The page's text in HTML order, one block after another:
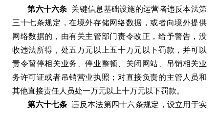
第六十六条 关键信息基础设施的运营者违反本法第
三十七条规定 ，在境外存储网络数据 ，或者向境外提供
网络数据的 ， 由有关主管部门责令改正 ， 给予警告 ，没
收违法所得 ， 处五万元以上五十万元以下罚款 ， 并可以
责令暂停相关业务
、停业整顿 关闭网站
吊销相关业
务许可证或者吊销营业执照 ； 对直接负责的主管人员和
其他直接责任人员处一万元以上十万元以下罚款。
第六十七条 违反本法第四十六条规定 ， 设立用于实